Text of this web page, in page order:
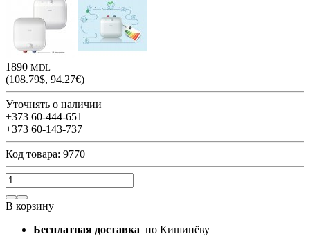
1890 MDL
(108.79$, 94.27€)
Уточнять о наличии
+373 60-444-651
+373 60-143-737
Код товара: 9770
В корзину
Бесплатная доставка по Кишинёву